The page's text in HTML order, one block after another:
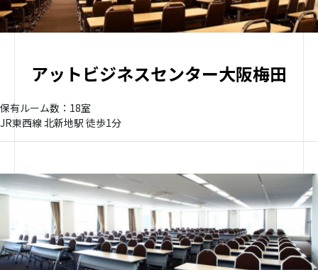
アットビジネスセンター大阪梅田
保有ルーム数：18室
JR東西線 北新地駅 徒歩1分